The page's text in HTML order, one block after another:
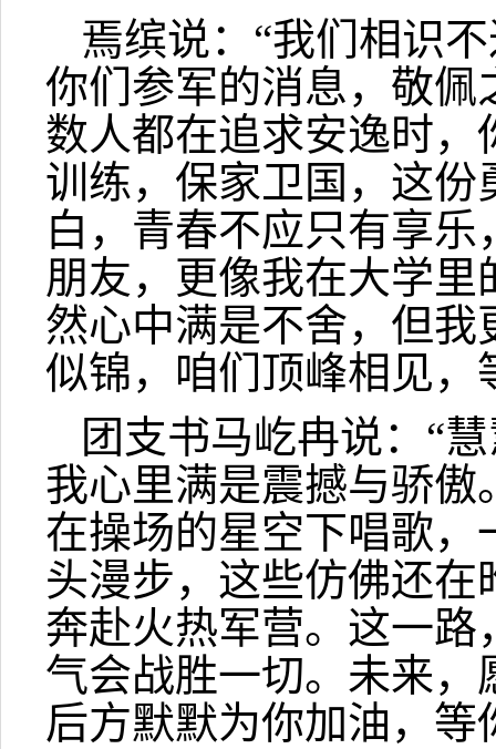
焉缤说：“我们相识
你们参军的消息，敬
数人都在追求安逸时
训练，保家卫国，这
白，青春不应只有享
朋友，更像我在大学
然心中满是不舍，但
似锦，咱们顶峰相见，
团支书马屹冉说：“
我心里满是震撼与骄
在操场的星空下唱歌
头漫步，这些仿佛还
奔赴火热军营。这一
气会战胜一切。未来
后方默默为你加油，